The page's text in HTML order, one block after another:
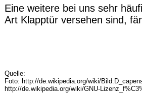
Eine weitere bei uns sehr
Art Klapptür versehen sind,
Quelle:
Foto: http://de.wikipedia.org/wiki/
http://de.wikipedia.org/wiki/GNU-